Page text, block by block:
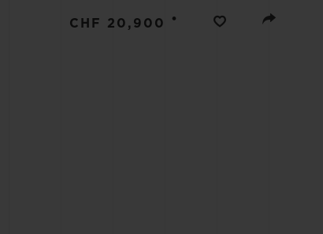
CHF 20,900 • BIG BANG